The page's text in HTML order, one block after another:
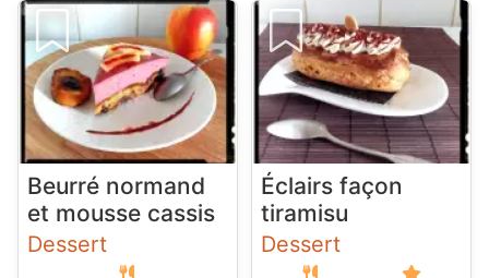
Beurré normand
et mousse cassis
Dessert
Éclairs façon
tiramisu
Dessert